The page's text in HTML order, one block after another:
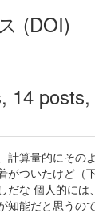
(DOI)
14 posts,
計算量的にその
ついたけど（
だな 個人的には
知能だと思うの